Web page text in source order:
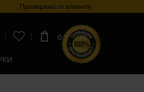
Проверено от клиенти
0,00€ (0,00лв)